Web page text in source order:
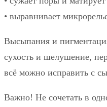
• выравнивает
Высыпания и
сухость и шелушение,
всё можно исправить с
Важно! Не сочетать в